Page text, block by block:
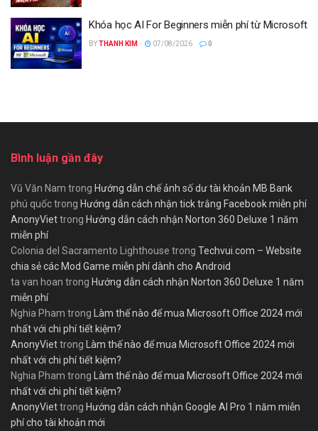
Khóa học AI For Beginners miễn phí từ Microsoft
BYTHANH KIM 07/08/2026 0
Bình luận gần đây
Vũ Văn Nam trong Hướng dẫn chế ảnh số dư tài khoản MB Bank
phú quốctrong Hướng dẫn cách nhận tick trắng Facebook miễn phí
AnonyViettrong Hướng dẫn cách nhận Norton 360 Deluxe 1 năm
miễn phí
Colonia del Sacramento Lighthouse trong Techvui.com – Website
chia sẻ các Mod Game miễn phí dành cho Android
ta van hoan trong Hướng dẫn cách nhận Norton 360 Deluxe 1 năm
miễn phí
Nghia Pham trong
Làm thế nào để mua Microsoft Office 2024 mới
nhất với chi phí tiết kiệm?
AnonyViettrong
Làm thế nào để mua Microsoft Office 2024 mới
nhất với chi phí tiết kiệm?
Nghia Pham trong
Làm thế nào để mua Microsoft Office 2024 mới
nhất với chi phí tiết kiệm?
AnonyViettrong Hướng dẫn cách nhận Google AI Pro 1 năm miễn
phí cho tài khoản mới